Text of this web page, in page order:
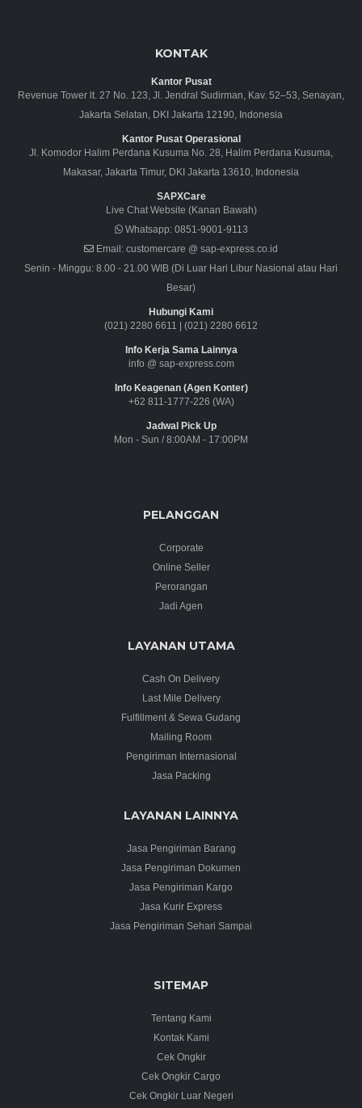
KONTAK
Kantor Pusat
Revenue Tower lt. 27 No. 123, Jl. Jendral Sudirman, Kav. 52–53, Senayan,
Jakarta Selatan, DKI Jakarta 12190, Indonesia
Kantor Pusat Operasional
Jl. Komodor Halim Perdana Kusuma No. 28, Halim Perdana Kusuma,
Makasar, Jakarta Timur, DKI Jakarta 13610, Indonesia
SAPXCare
Live Chat Website (Kanan Bawah)
Whatsapp:0851-9001-9113
Email: customercare @ sap-express.co.id
Senin - Minggu: 8.00 - 21.00 WIB (Di Luar Hari Libur Nasional atau Hari
Besar)
Hubungi Kami
(021) 2280 6611 | (021) 2280 6612
Info Kerja Sama Lainnya
info @ sap-express.com
Info Keagenan (Agen Konter)
+62 811-1777-226 (WA)
Jadwal Pick Up
Mon - Sun / 8:00AM - 17:00PM
PELANGGAN
Corporate
Online Seller
Perorangan
Jadi Agen
LAYANAN UTAMA
Cash On Delivery
Last Mile Delivery
Fulfillment & Sewa Gudang
Mailing Room
Pengiriman Internasional
Jasa Packing
LAYANAN LAINNYA
Jasa Pengiriman Barang
Jasa Pengiriman Dokumen
Jasa Pengiriman Kargo
Jasa Kurir Express
Jasa Pengiriman Sehari Sampai
SITEMAP
Tentang Kami
Kontak Kami
Cek Ongkir
Cek Ongkir Cargo
Cek Ongkir Luar Negeri